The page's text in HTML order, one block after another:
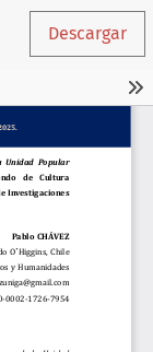
Descargar